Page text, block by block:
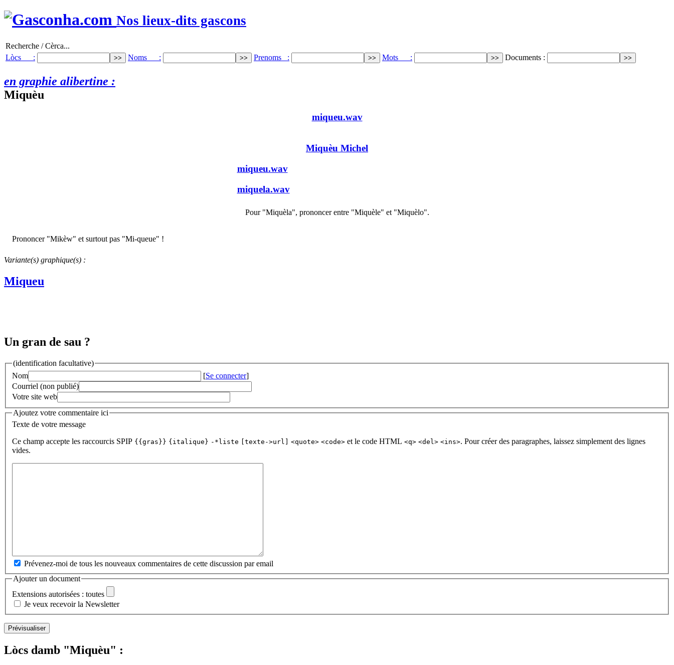
Nos lieux-dits gascons
Recherche / Cèrca...
Lòcs :
Noms : Prenoms : Mots : Documents :
en graphie alibertine :
Miquèu
miqueu.wav
Miquèu Michel
miqueu.wav
miquela.wav
Pour "Miquèla", prononcer entre "Miquèle" et "Miquèlo".
Prononcer "Mikèw" et surtout pas "Mi-queue" !
Variante(s) graphique(s) :
Miqueu
Un gran de sau ?
(identification facultative)
Nom
[Se connecter]
Courriel (non publié)
Votre site web
Ajoutez votre commentaire ici
Texte de votre message
Ce champ accepte les raccourcis SPIP {{gras}} {italique} -*liste [texte->url] <quote> <code> et le code HTML <q> <del> <ins>. Pour créer des paragraphes, laissez simplement des lignes
vides.
Prévenez-moi de tous les nouveaux commentaires de cette discussion par email
Ajouter un document
Extensions autorisées : toutes
Je veux recevoir la Newsletter
Lòcs damb "Miquèu" :